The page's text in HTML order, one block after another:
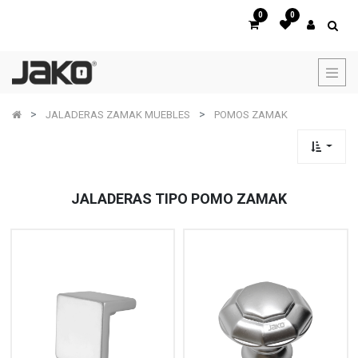
0 0
JALADERAS ZAMAK MUEBLES POMOS ZAMAK
JALADERAS TIPO POMO ZAMAK